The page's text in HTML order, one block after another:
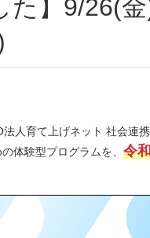
人育て上げネット 社会連
体験型プログラムを、 令